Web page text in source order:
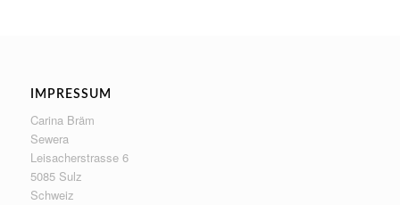
IMPRESSUM
Carina Bräm
Sewera
Leisacherstrasse 6
5085 Sulz
Schweiz